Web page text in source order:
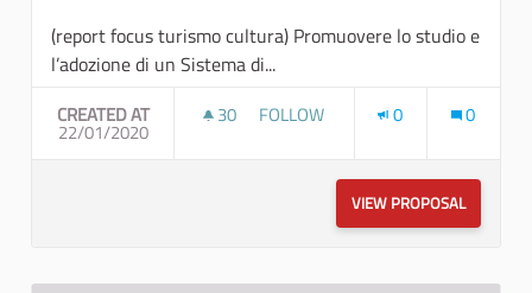
(report focus turismo cultura) Promuovere lo studio e
l’adozione di un Sistema di...
CREATED AT
22/01/2020
30 30 FOLLOWERS
FOLLOW 0 0
VIEW PROPOSALQUALITÀ